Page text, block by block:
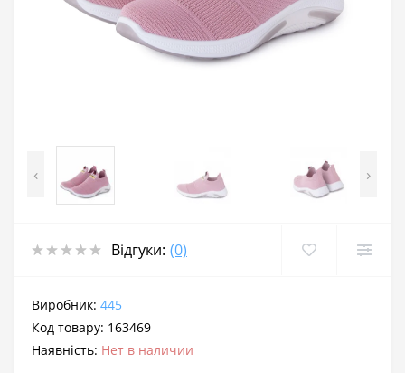
‹ ›
Відгуки: (0)
Виробник: 445
Код товару: 163469
Наявність: Нет в наличии